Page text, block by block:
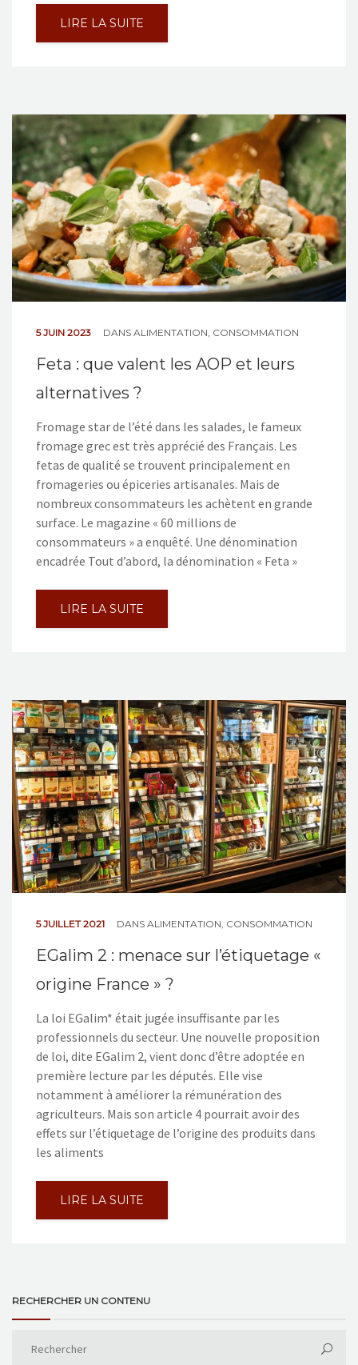
LIRE LA SUITE
5 JUIN 2023 DANS ALIMENTATION, CONSOMMATION
Feta : que valent les AOP et leurs
alternatives ?
Fromage star de l’été dans les salades, le fameux
fromage grec est très apprécié des Français. Les
fetas de qualité se trouvent principalement en
fromageries ou épiceries artisanales. Mais de
nombreux consommateurs les achètent en grande
surface. Le magazine « 60 millions de
consommateurs » a enquêté. Une dénomination
encadrée Tout d’abord, la dénomination « Feta »
LIRE LA SUITE
5 JUILLET 2021 DANS ALIMENTATION CONSOMMATION
EGalim 2 : menace sur l’étiquetage «
origine France » ?
La loi EGalim* était jugée insuffisante par les
professionnels du secteur. Une nouvelle proposition
de loi, dite EGalim 2, vient donc d’être adoptée en
première lecture par les députés. Elle vise
notamment à améliorer la rémunération des
agriculteurs. Mais son article 4 pourrait avoir des
effets sur l’étiquetage de l’origine des produits dans
les aliments
LIRE LA SUITE
RECHERCHER UN CONTENU